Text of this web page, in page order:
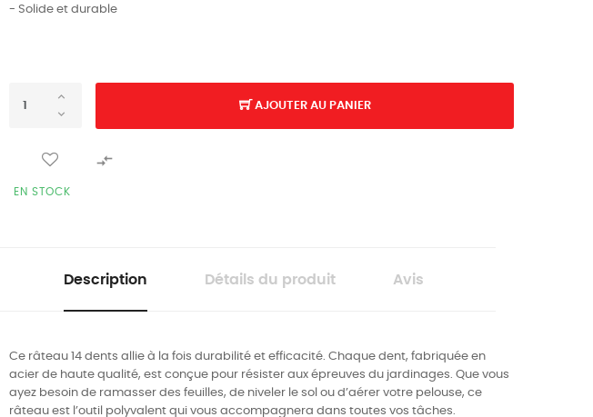
- Solide et durable
AJOUTER AU PANIER

EN STOCK
Description Détails du produit Avis
Ce râteau 14 dents allie à la fois durabilité et efficacité. Chaque dent, fabriquée en
acier de haute qualité, est conçue pour résister aux épreuves du jardinages. Que vous
ayez besoin de ramasser des feuilles, de niveler le sol ou d’aérer votre pelouse, ce
râteau est l’outil polyvalent qui vous accompagnera dans toutes vos tâches.